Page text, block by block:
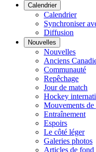
Calendrier
Calendrier
Synchroniser
Diffusion
Nouvelles
Nouvelles
Anciens
Communauté
Repêchage
Jour de match
Hockey
Mouvements de
Entraînement
Espoirs
Le côté léger
Galeries photos
Articles de fond